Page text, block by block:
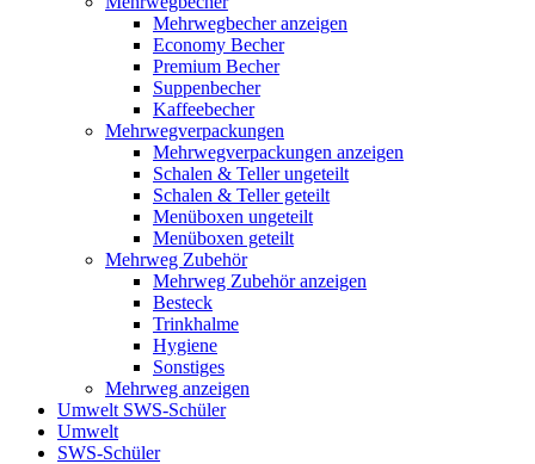
Mehrwegbecher anzeigen
Economy Becher
Premium Becher
Suppenbecher
Kaffeebecher
Mehrwegverpackungen
Mehrwegverpackungen anzeigen
Schalen & Teller ungeteilt
Schalen & Teller geteilt
Menüboxen ungeteilt
Menüboxen geteilt
Mehrweg Zubehör
Mehrweg Zubehör anzeigen
Besteck
Trinkhalme
Hygiene
Sonstiges
Mehrweg anzeigen
Umwelt SWS-Schüler
Umwelt
SWS-Schüler